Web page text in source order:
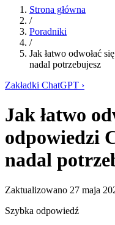
Strona główna
/
Poradniki
/
Jak łatwo odwołać
nadal potrzebujesz
Zakładki ChatGPT ›
Jak łatwo
odpowiedzi
nadal
Zaktualizowano 27 maja
Szybka odpowiedź